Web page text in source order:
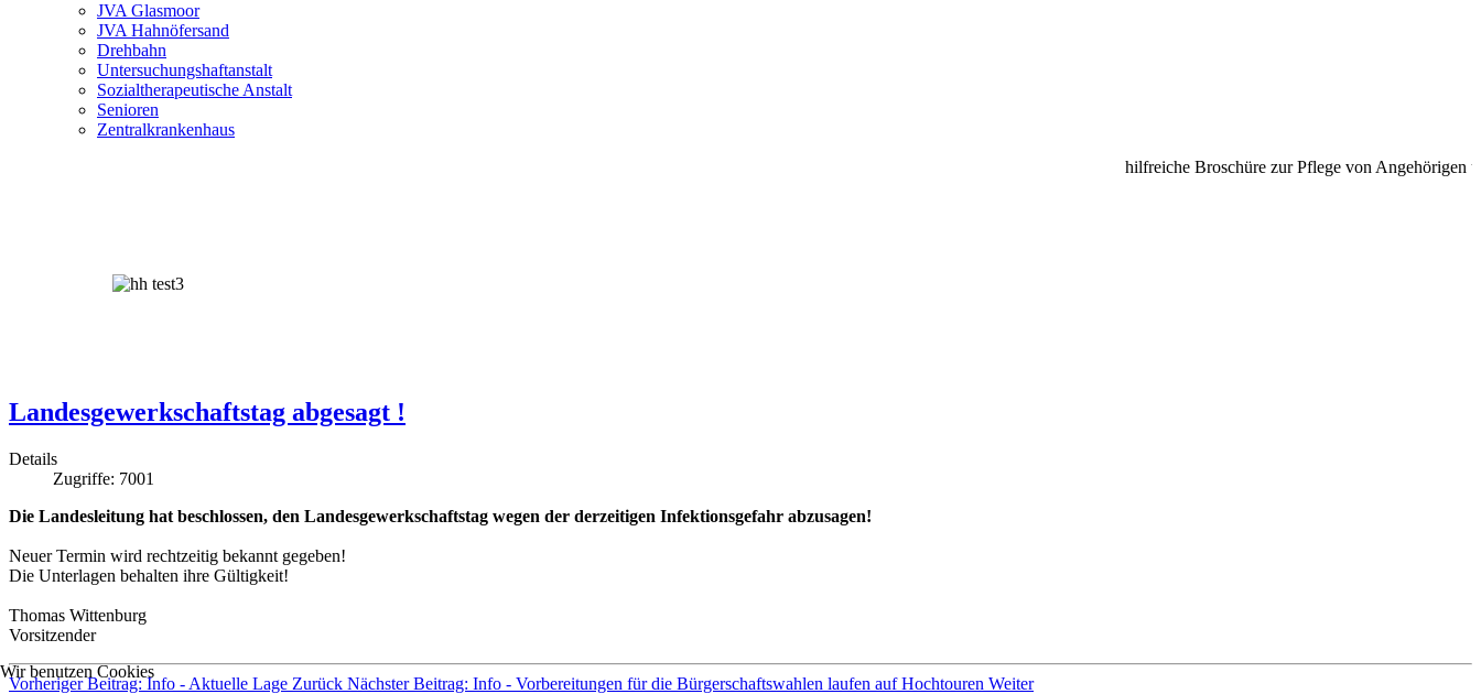
JVA Glasmoor
JVA Hahnöfersand
Drehbahn
Untersuchungshaftanstalt
Sozialtherapeutische Anstalt
Senioren
Zentralkrankenhaus
hilfreiche Broschüre zur Pflege von Angehörigen
Landesgewerkschaftstag abgesagt !
Details
Zugriffe: 7001
Die Landesleitung hat beschlossen, den Landesgewerkschaftstag wegen der derzeitigen Infektionsgefahr abzusagen!
Neuer Termin wird rechtzeitig bekannt gegeben!
Die Unterlagen behalten ihre Gültigkeit!
Thomas Wittenburg
Vorsitzender
Vorheriger Beitrag: Info - Aktuelle Lage Zurück Nächster Beitrag: Info - Vorbereitungen für die Bürgerschaftswahlen laufen auf Hochtouren Weiter
Wir benutzen Cookies